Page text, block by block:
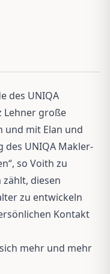
des UNIQA
Lehner große
und mit Elan und
UNIQA Makler-
so Voith zu
diesen
zu entwickeln
Kontakt
mehr und mehr